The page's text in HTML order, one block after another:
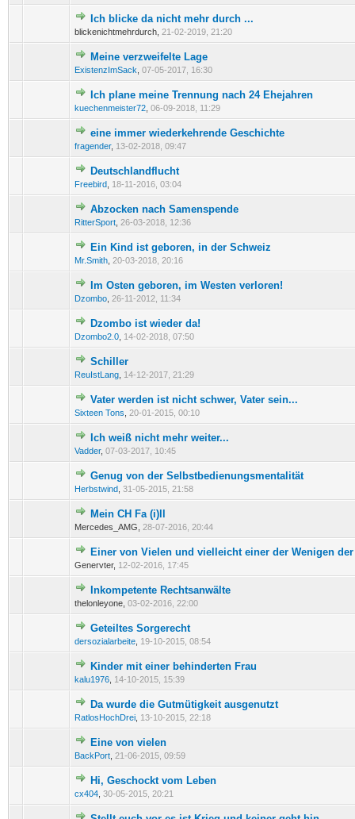
Ich blicke da nicht mehr durch ...
blickenichtmehrdurch, 21-02-2019, 21:20
1 Bewertung(en) - 1 von 5 durchschnittlich
1234 5
Meine verzweifelte Lage
ExistenzImSack 07-05-2017, 16:30
0 Bewertung(en) - 0 von 5 durchschnittlich
12345
Ich plane meine Trennung nach 24 Ehejahren
kuechenmeister72 06-09-2018, 11:29
0 Bewertung(en) - 0 von 5 durchschnittlich
1 2345
eine immer wiederkehrende Geschichte
fragender, 13-02-2018, 09:47
0 Bewertung(en) - 0 von 5 durchschnittlich
123 45
Deutschlandflucht
Freebird 18-11-2016, 03:04
0 Bewertung(en) - 0 von 5 durchschnittlich
12345
Abzocken nach Samenspende
RitterSport 26-03-2018, 12:36
0 Bewertung(en) - 0 von 5 durchschnittlich
12 345
Ein Kind ist geboren, in der Schweiz
Mr.Smith 20-03-2018, 20:16
0 Bewertung(en) - 0 von 5 durchschnittlich
1 23 45
Im Osten geboren, im Westen verloren!
Dzombo 26-11-2012, 11:34
0 Bewertung(en) - 0 von 5 durchschnittlich
1 2345
Dzombo ist wieder da!
Dzombo2.0 14-02-2018, 07:50
0 Bewertung(en) - 0 von 5 durchschnittlich
123 45
Schiller
ReuIstLang 14-12-2017, 21:29
0 Bewertung(en) - 0 von 5 durchschnittlich
Vater werden ist nicht schwer, Vater sein...
Sixteen Tons 20-01-2015, 00:10
0 Bewertung(en) - 0 von 5 durchschnittlich
1234 5
Ich weiß nicht mehr weiter...
Vadder, 07-03-2017, 10:45
0 Bewertung(en) - 0 von 5 durchschnittlich
12345
Genug von der Selbstbedienungsmentalität
Herbstwind 31-05-2015, 21:58
0 Bewertung(en) - 0 von 5 durchschnittlich
12345
Mein CH Fa (i)ll
Mercedes_AMG, 28-07-2016, 20:44
0 Bewertung(en) - 0 von 5 durchschnittlich
123 45
Einer von Vielen und vielleicht einer der Wenigen
Genervter, 12-02-2016, 17:45
0 Bewertung(en) - 0 von 5 durchschnittlich
12 3 45
Inkompetente Rechtsanwälte
thelonleyone, 03-02-2016, 22:00
0 Bewertung(en) - 0 von 5 durchschnittlich
12345
Geteiltes Sorgerecht
dersozialarbeite 19-10-2015, 08:54
0 Bewertung(en) - 0 von 5 durchschnittlich
1 2345
Kinder mit einer behinderten Frau
kalu1976 14-10-2015, 15:39
0 Bewertung(en) - 0 von 5 durchschnittlich
12 345
Da wurde die Gutmütigkeit ausgenutzt
RatlosHochDrei 13-10-2015, 22:18
0 Bewertung(en) - 0 von 5 durchschnittlich
1 234 5
Eine von vielen
BackPort 21-06-2015, 09:59
0 Bewertung(en) - 0 von 5 durchschnittlich
1 2345
Hi, Geschockt vom Leben
cx404 30-05-2015, 20:21
0 Bewertung(en) - 0 von 5 durchschnittlich
12345